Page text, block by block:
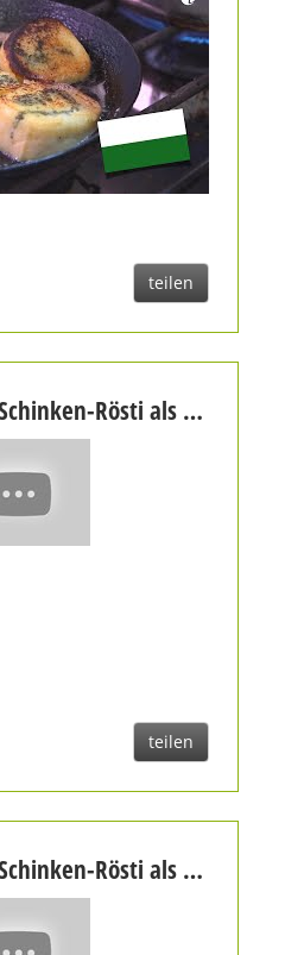
teilen
Saftige Kartoffel-Schinken-Rösti als Beilage
teilen
Saftige Kartoffel-Schinken-Rösti als Beilage